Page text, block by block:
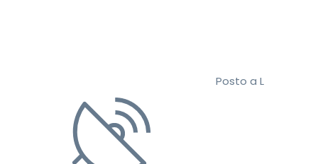
Posto a L